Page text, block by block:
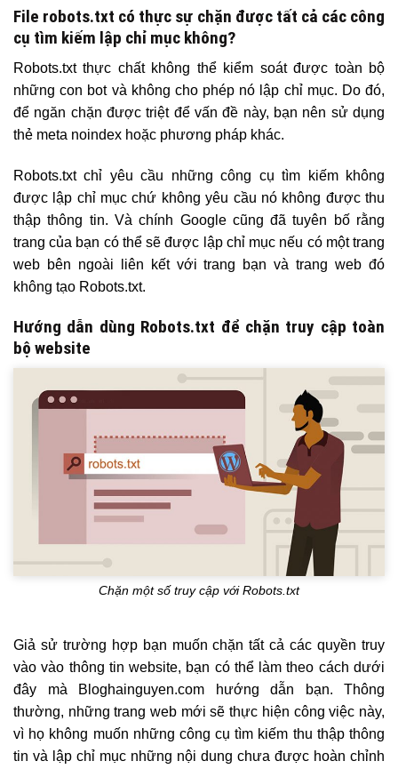
File robots.txt có thực sự chặn được tất cả các công
cụ tìm kiếm lập chỉ mục không?
Robots.txt thực chất không thể kiểm soát được toàn bộ
những con bot và không cho phép nó lập chỉ mục. Do đó,
để ngăn chặn được triệt để vấn đề này, bạn nên sử dụng
thẻ meta noindex hoặc phương pháp khác.
Robots.txt chỉ yêu cầu những công cụ tìm kiếm không
được lập chỉ mục chứ không yêu cầu nó không được thu
thập thông tin. Và chính Google cũng đã tuyên bố rằng
trang của bạn có thể sẽ được lập chỉ mục nếu có một trang
web bên ngoài liên kết với trang bạn và trang web đó
không tạo Robots.txt.
Hướng dẫn dùng Robots.txt để chặn truy cập toàn
bộ website
Chặn một số truy cập với Robots.txt
Giả sử trường hợp bạn muốn chặn tất cả các quyền truy
vào vào thông tin website, bạn có thể làm theo cách dưới
đây mà Bloghainguyen.com hướng dẫn bạn. Thông
thường, những trang web mới sẽ thực hiện công việc này,
vì họ không muốn những công cụ tìm kiếm thu thập thông
tin và lập chỉ mục những nội dung chưa được hoàn chỉnh